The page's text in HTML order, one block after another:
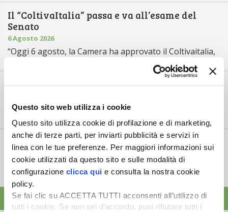
Questo sito web utilizza i cookie
Questo sito utilizza cookie di profilazione e di marketing,
anche di terze parti, per inviarti pubblicità e servizi in
linea con le tue preferenze. Per maggiori informazioni sui
cookie utilizzati da questo sito e sulle modalità di
configurazione clicca qui e consulta la nostra cookie
policy.
Se fai clic su ACCETTA TUTTI acconsenti all’utilizzo di
tutti i cookie. Se non sei d’accordo, puoi rifiutare tutti i
Il “ColtivaItalia” passa e va all’esame del
Senato
6 Agosto 2026
“Oggi 6 agosto, la Camera ha approvato il Coltivaitalia,
Mercato in crescita per l’agricoltura 4.0
Nel 2025, in Italia, l’agricoltura 4.0 è tornata al valore
record di 2,5 mili...
Saldi Pac: ogni anno entro fine gennaio
L’erogazione dei pagamenti della Pac in base a una
tempistica predefinita e r...
ALTRE NEWS